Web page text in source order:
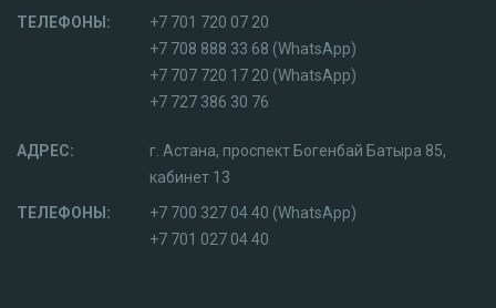
ТЕЛЕФОНЫ:
+7 701 720 07 20
+7 708 888 33 68 (WhatsApp)
+7 707 720 17 20 (WhatsApp)
+7 727 386 30 76
АДРЕС:
г. Астана, проспект Богенбай Батыра 85,
кабинет 13
ТЕЛЕФОНЫ:
+7 700 327 04 40 (WhatsApp)
+7 701 027 04 40